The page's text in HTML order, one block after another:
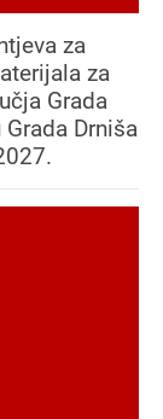
za
za
Grada
Drniša